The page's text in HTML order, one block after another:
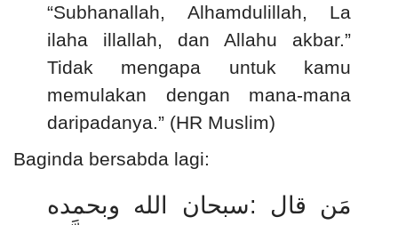
“Subhanallah, Alhamdulillah, La
ilaha illallah, dan Allahu akbar.”
Tidak mengapa untuk kamu
memulakan dengan mana-mana
daripadanya.” (HR Muslim)
Baginda bersabda lagi:
مَن قال :سبحان الله وبحمده